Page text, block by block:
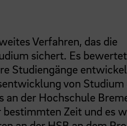
Verfahren, das die
sichert. Es
Studiengänge
von Studium
der Hochschule
Zeit und es